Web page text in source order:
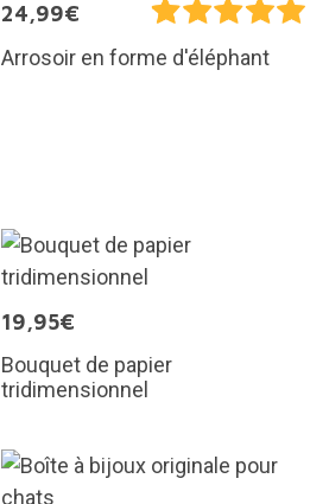
24,99€
Arrosoir en forme d'éléphant
19,95€
Bouquet de papier
tridimensionnel